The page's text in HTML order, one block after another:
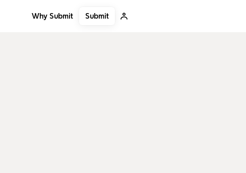
Why Submit Submit